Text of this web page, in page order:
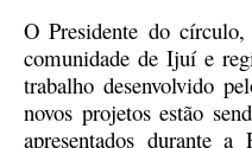
O Presidente do
comunidade de Ijuí e
trabalho desenvolvido
novos projetos estão
apresentados durante